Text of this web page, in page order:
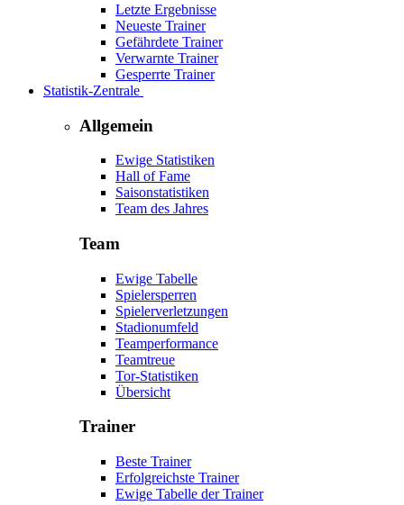
Letzte Ergebnisse
Neueste Trainer
Gefährdete Trainer
Verwarnte Trainer
Gesperrte Trainer
Statistik-Zentrale
Allgemein
Ewige Statistiken
Hall of Fame
Saisonstatistiken
Team des Jahres
Team
Ewige Tabelle
Spielersperren
Spielerverletzungen
Stadionumfeld
Teamperformance
Teamtreue
Tor-Statistiken
Übersicht
Trainer
Beste Trainer
Erfolgreichste Trainer
Ewige Tabelle der Trainer